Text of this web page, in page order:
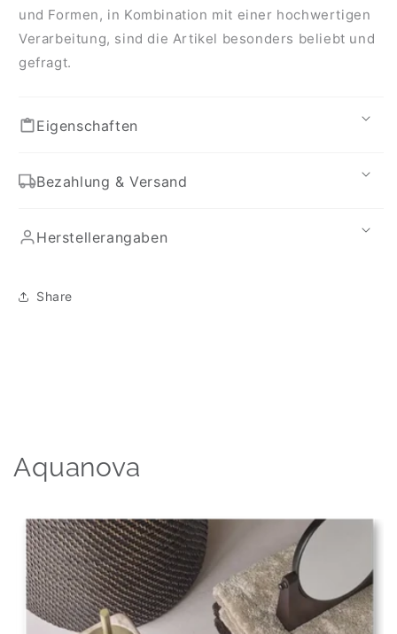
und Formen, in Kombination mit einer hochwertigen
Verarbeitung, sind die Artikel besonders beliebt und
gefragt.
Eigenschaften
Bezahlung & Versand
Herstellerangaben
Share
Aquanova